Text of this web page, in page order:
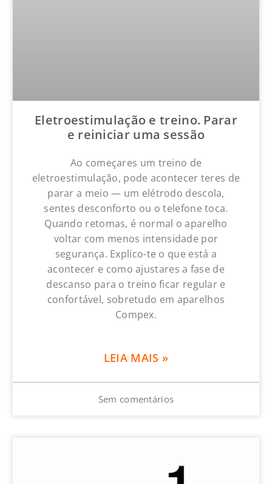
Eletroestimulação e treino. Parar
e reiniciar uma sessão
Ao começares um treino de
eletroestimulação, pode acontecer teres de
parar a meio — um elétrodo descola,
sentes desconforto ou o telefone toca.
Quando retomas, é normal o aparelho
voltar com menos intensidade por
segurança. Explico-te o que está a
acontecer e como ajustares a fase de
descanso para o treino ficar regular e
confortável, sobretudo em aparelhos
Compex.
LEIA MAIS »
Sem comentários